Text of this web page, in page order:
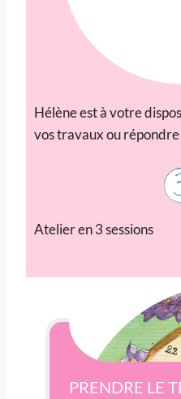
Hélène est à votre
vos travaux ou répondre
Atelier en 3 sessions
PRENDRE LE